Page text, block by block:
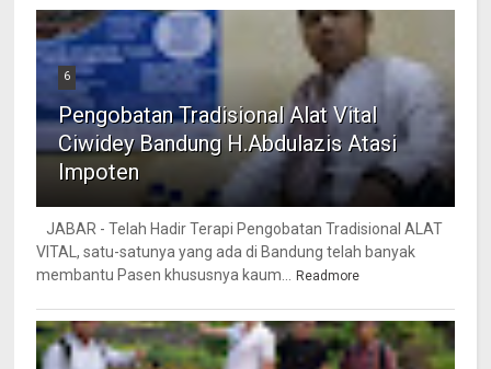
6
Pengobatan Tradisional Alat Vital
Ciwidey Bandung H.Abdulazis Atasi
Impoten
JABAR - Telah Hadir Terapi Pengobatan Tradisional ALAT
VITAL, satu-satunya yang ada di Bandung telah banyak
membantu Pasen khususnya kaum...
Readmore